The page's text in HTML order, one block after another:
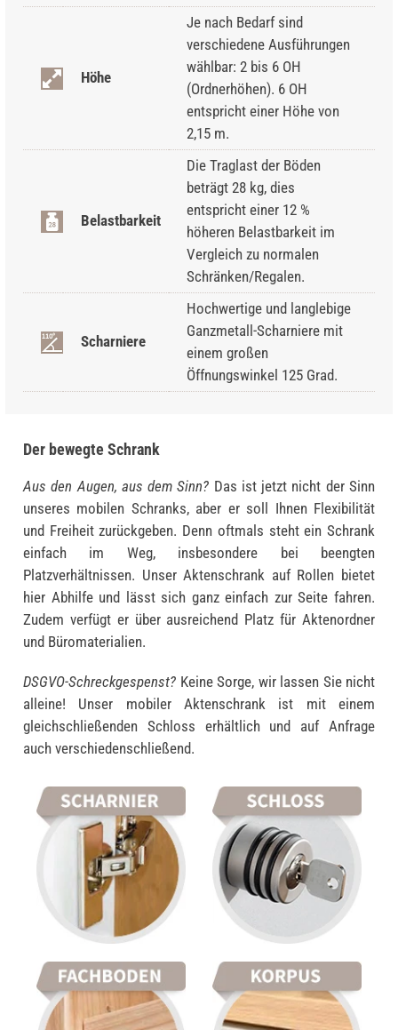
Höhe
Je nach Bedarf sind
verschiedene Ausführungen
wählbar: 2 bis 6 OH
(Ordnerhöhen). 6 OH
entspricht einer Höhe von
2,15 m.
Belastbarkeit
Die Traglast der Böden
beträgt 28 kg, dies
entspricht einer 12 %
höheren Belastbarkeit im
Vergleich zu normalen
Schränken/Regalen.
Scharniere
Hochwertige und langlebige
Ganzmetall-Scharniere mit
einem großen
Öffnungswinkel 125 Grad.
Der bewegte Schrank
Aus den Augen, aus dem Sinn? Das ist jetzt nicht der Sinn
unseres mobilen Schranks, aber er soll Ihnen Flexibilität
und Freiheit zurückgeben. Denn oftmals steht ein Schrank
einfach im Weg, insbesondere bei beengten
Platzverhältnissen. Unser Aktenschrank auf Rollen bietet
hier Abhilfe und lässt sich ganz einfach zur Seite fahren.
Zudem verfügt er über ausreichend Platz für Aktenordner
und Büromaterialien.
DSGVO-Schreckgespenst? Keine Sorge, wir lassen Sie nicht
alleine! Unser mobiler Aktenschrank ist mit einem
gleichschließenden Schloss erhältlich und auf Anfrage
auch verschiedenschließend.